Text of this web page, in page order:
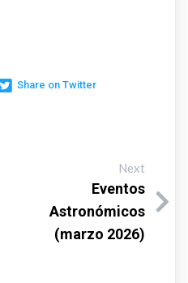
Share on Twitter
Next
Eventos
Astronómicos
(marzo 2026)